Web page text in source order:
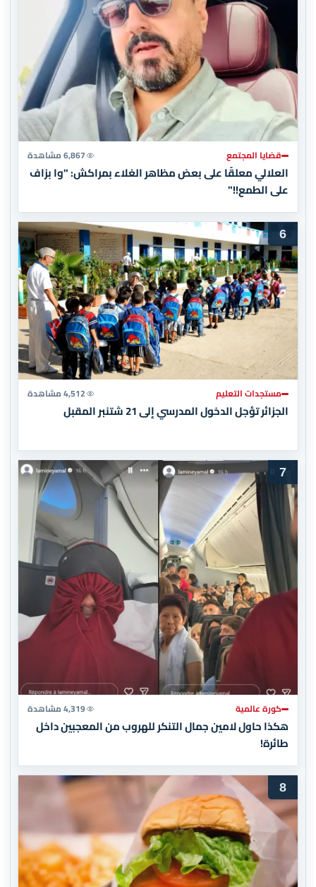
قضايا المجتمع 6,867 مشاهدة
العلالي معلقًا على بعض مظاهر الغلاء بمراكش: "وا بزاف
على الطمع!!"
6
مستجدات التعليم 4,512 مشاهدة
الجزائر تؤجل الدخول المدرسي إلى 21 شتنبر المقبل
7
كورة عالمية 4,319 مشاهدة
هكذا حاول لامين جمال التنكر للهروب من المعجبين داخل
طائرة!
8